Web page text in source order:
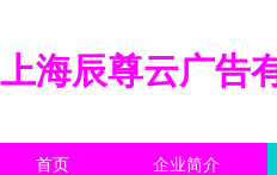
上海辰尊云广告
首页 企业简介